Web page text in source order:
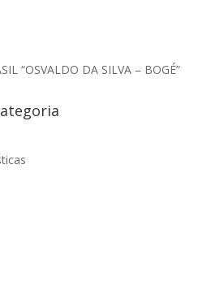
“OSVALDO DA SILVA – BOGÉ”